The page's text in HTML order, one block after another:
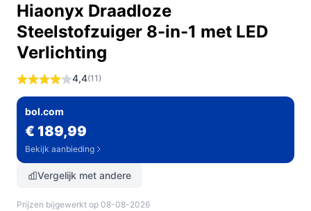
Hiaonyx Draadloze
Steelstofzuiger 8-in-1 met LED
Verlichting
4,4(11)
bol.com
€ 189,99
Bekijk aanbieding
Vergelijk met andere
Prijzen bijgewerkt op 08-08-2026